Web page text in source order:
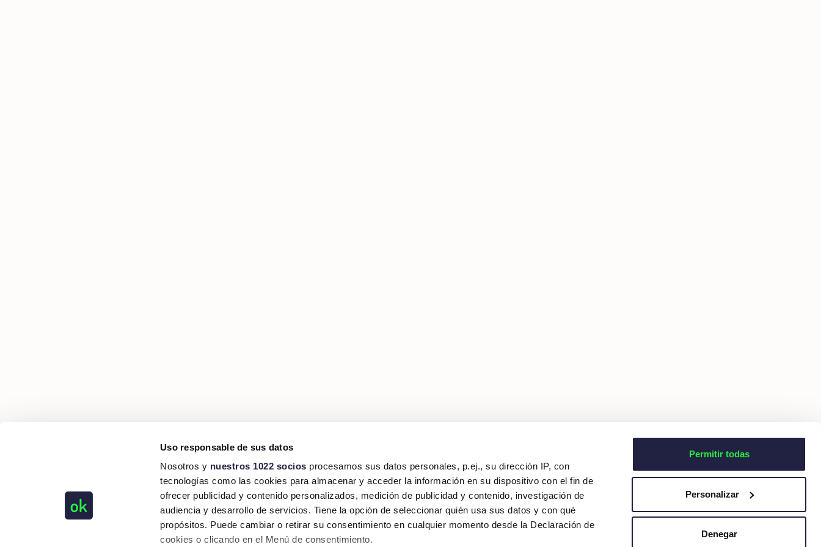
Uso responsable de sus datos
Nosotros y nuestros 1022 socios procesamos sus datos personales, p.ej., su dirección IP, con
tecnologías como las cookies para almacenar y acceder la información en su dispositivo con el fin de
ofrecer publicidad y contenido personalizados, medición de publicidad y contenido, investigación de
audiencia y desarrollo de servicios. Tiene la opción de seleccionar quién usa sus datos y con qué
propósitos. Puede cambiar o retirar su consentimiento en cualquier momento desde la Declaración de
cookies o clicando en el Menú de consentimiento.
Permitir todas
Personalizar
Denegar